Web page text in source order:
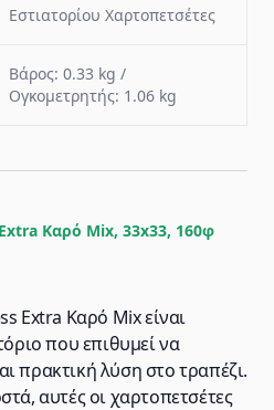
Εστιατορίου Χαρτοπετσέτες
Βάρος: 0.33 kg /
Ογκομετρητής: 1.06 kg
Καρό Mix, 33x33, 160φ
Extra Καρό Mix είναι
που επιθυμεί να
πρακτική λύση στο τραπέζι.
αυτές οι χαρτοπετσέτες